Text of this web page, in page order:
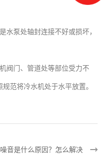
水泵处轴封连接不好或损坏，
阀门、管道处等部位受力不
范将冷水机处于水平放置。
音是什么原因？怎么解决